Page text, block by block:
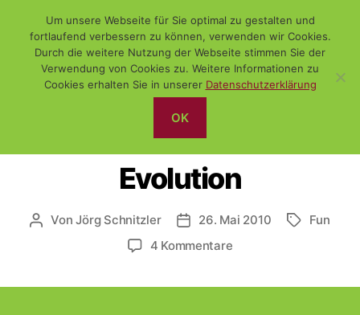
WiSch
Kategorien
FUNDSTÜCK
Evolution
Beitragsautor
VonJörg Schnitzler Veröffentlichungsdatum
26. Mai 2010
Fun
4 Kommentarezu
Um unsere Webseite für Sie optimal zu gestalten und
fortlaufend verbessern zu können, verwenden wir Cookies.
Durch die weitere Nutzung der Webseite stimmen Sie der
Verwendung von Cookies zu. Weitere Informationen zu
Cookies erhalten Sie in unserer Datenschutzerklärung
OK